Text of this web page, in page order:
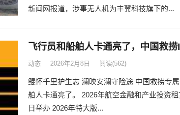
新闻网报道，涉事无人机为丰翼科技旗下的...
飞行员和船舶人卡通亮了，中国救捞
动态 2026年2月8日 阅读(562)
鲲怀千里护生志 澜映安澜守险途 中国救捞专
舶人卡通亮了。 2026年航空金融和产业投资
日举办 2026年特大版...